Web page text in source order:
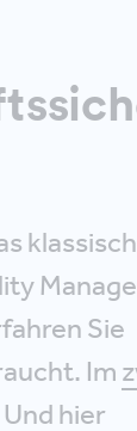
Sie
Im
hier